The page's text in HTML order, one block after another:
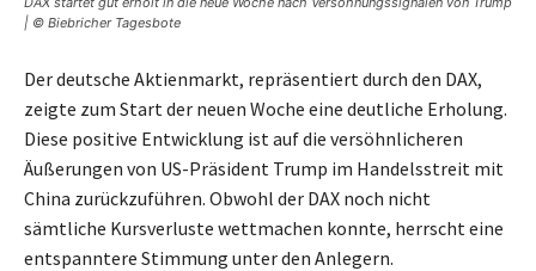
| © Biebricher Tagesbote
Der deutsche Aktienmarkt, repräsentiert durch den DAX,
zeigte zum Start der neuen Woche eine deutliche Erholung.
Diese positive Entwicklung ist auf die versöhnlicheren
Äußerungen von US-Präsident Trump im Handelsstreit mit
China zurückzuführen. Obwohl der DAX noch nicht
sämtliche Kursverluste wettmachen konnte, herrscht eine
entspanntere Stimmung unter den Anlegern.